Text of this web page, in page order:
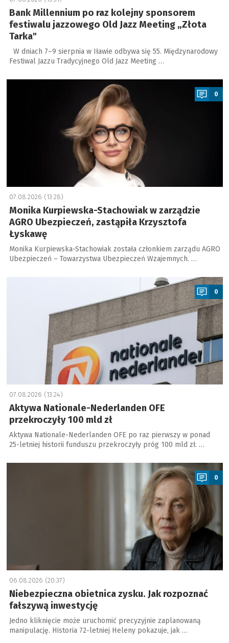
Bank Millennium po raz kolejny sponsorem
festiwalu jazzowego Old Jazz Meeting „Złota
Tarka"
W dniach 7–9 sierpnia w Iławie odbywa się 55. Międzynarodowy
Festiwal Jazzu Tradycyjnego Old Jazz Meeting …
a
0
07.08.2026 (13:28)
Monika Kurpiewska-Stachowiak w zarządzie
AGRO Ubezpieczeń, zastąpiła Krzysztofa
Łyskawę
Monika Kurpiewska-Stachowiak została członkiem zarządu AGRO
Ubezpieczeń – Towarzystwa Ubezpieczeń Wzajemnych. …
0
07.08.2026 (13:24)
Aktywa Nationale-Nederlanden OFE
przekroczyły 100 mld zł
Aktywa Nationale-Nederlanden OFE po raz pierwszy w ponad
25-letniej historii funduszu przekroczyły próg 100 mld zł. …
a
0
06.08.2026 (20:37)
Niebezpieczna obietnica zysku. Jak rozpoznać
fałszywą inwestycję
Jedno kliknięcie może uruchomić precyzyjnie zaplanowaną
manipulację. Historia 72-letniej Heleny pokazuje, jak …